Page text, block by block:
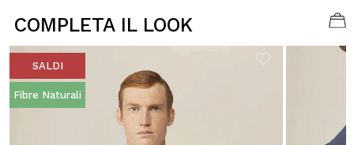
COMPLETA IL LOOK
SALDI
Fibre Naturali